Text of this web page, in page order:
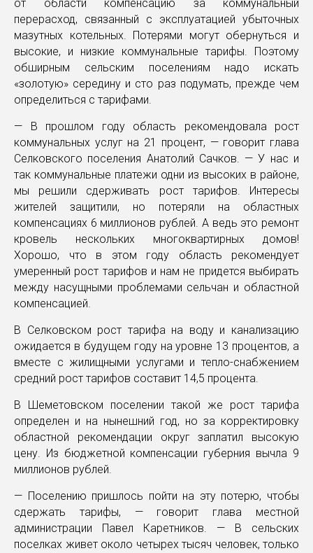
от области компенсацию за коммунальный
перерасход, связанный с эксплуатацией убыточных
мазутных котельных. Потерями могут обернуться и
высокие, и низкие коммунальные тарифы. Поэтому
обширным сельским поселениям надо искать
«золотую» середину и сто раз подумать, прежде чем
определиться с тарифами.
— В прошлом году область рекомендовала рост
коммунальных услуг на 21 процент, — говорит глава
Селковского поселения Анатолий Сачков. — У нас и
так коммунальные платежи одни из высоких в районе,
мы решили сдерживать рост тарифов. Интересы
жителей защитили, но потеряли на областных
компенсациях 6 миллионов рублей. А ведь это ремонт
кровель нескольких многоквартирных домов!
Хорошо, что в этом году область рекомендует
умеренный рост тарифов и нам не придется выбирать
между насущными проблемами сельчан и областной
компенсацией.
В Селковском рост тарифа на воду и канализацию
ожидается в будущем году на уровне 13 процентов, а
вместе с жилищными услугами и тепло-снабжением
средний рост тарифов составит 14,5 процента.
В Шеметовском поселении такой же рост тарифа
определен и на нынешний год, но за корректировку
областной рекомендации округ заплатил высокую
цену. Из бюджетной компенсации губерния вычла 9
миллионов рублей.
— Поселению пришлось пойти на эту потерю, чтобы
сдержать тарифы, — говорит глава местной
администрации Павел Каретников. — В сельских
поселках живет около четырех тысяч человек, только